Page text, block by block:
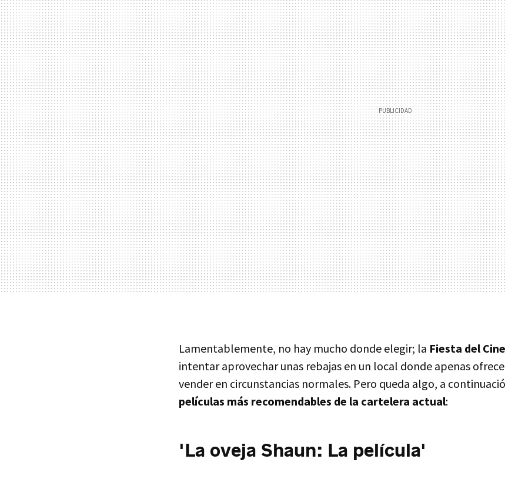
Lamentablemente, no hay mucho donde elegir; la Fiesta del
intentar aprovechar unas rebajas en un local donde apenas
vender en circunstancias normales. Pero queda algo, a
películas más recomendables de la cartelera actual:
'La oveja Shaun: La película'